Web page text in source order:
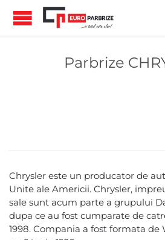
Parbrize
Chrysler este un producator de
Unite ale Americii. Chrysler,
sale sunt acum parte a grupului
dupa ce au fost cumparate de
1998. Compania a fost formata de